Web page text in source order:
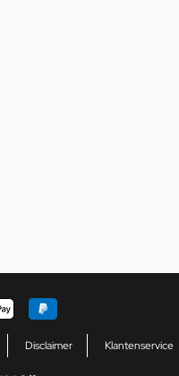
Disclaimer Klantenservice